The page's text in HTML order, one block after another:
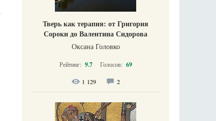
Тверь как терапия: от Григория
Сороки до Валентина Сидорова
Оксана Головко
Рейтинг: 9.7 Голосов: 69
1 129 2